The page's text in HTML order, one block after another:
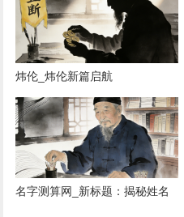
炜伦_炜伦新篇启航
名字测算网_新标题：揭秘姓名